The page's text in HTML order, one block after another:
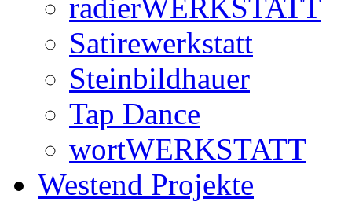
radierWERKSTATT
Satirewerkstatt
Steinbildhauer
Tap Dance
wortWERKSTATT
Westend Projekte